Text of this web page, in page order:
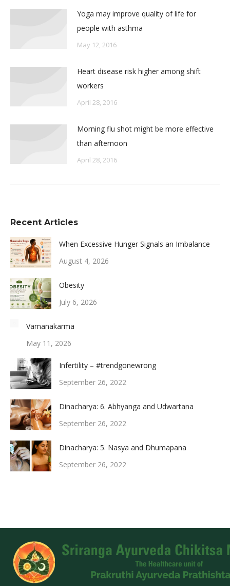
Yoga may improve quality of life for
people with asthma
May 12, 2016
Heart disease risk higher among shift
workers
April 28, 2016
Morning flu shot might be more effective
than afternoon
April 28, 2016
Recent Articles
When Excessive Hunger Signals an Imbalance
August 4, 2026
Obesity
July 6, 2026
Vamanakarma
May 11, 2026
Infertility – #trendgonewrong
September 26, 2022
Dinacharya: 6. Abhyanga and Udwartana
September 26, 2022
Dinacharya: 5. Nasya and Dhumapana
September 26, 2022